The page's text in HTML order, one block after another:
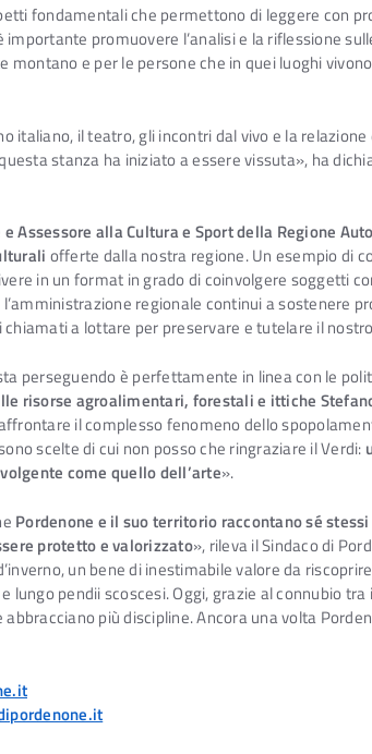
fondamentali che permettono di leggere con
promuovere l’analisi e la riflessione
e per le persone che in quei luoghi
italiano, il teatro, gli incontri dal vivo e la
stanza ha iniziato a essere vissuta», ha
Assessore alla Cultura e Sport della Regione
offerte dalla nostra regione. Un esempio di
in un format in grado di coinvolgere soggetti
regionale continui a sostenere
a lottare per preservare e tutelare il
perseguendo è perfettamente in linea con le
risorse agroalimentari, forestali e ittiche
il complesso fenomeno dello
scelte di cui non posso che ringraziare il Verdi:
come quello dell’arte».
Pordenone e il suo territorio raccontano sé
protetto e valorizzato», rileva il Sindaco di
un bene di inestimabile valore da
pendii scoscesi. Oggi, grazie al connubio
più discipline. Ancora una volta